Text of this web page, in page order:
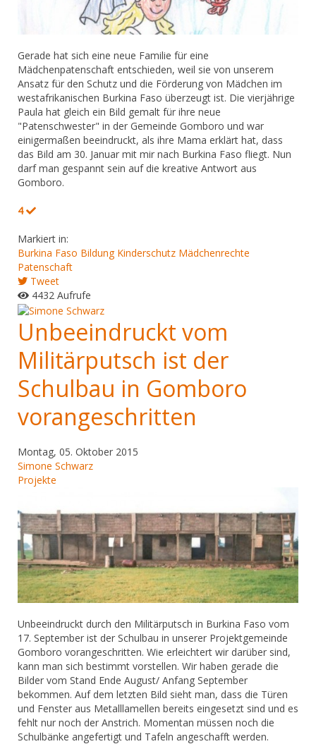
Gerade hat sich eine neue Familie für eine
Mädchenpatenschaft entschieden, weil sie von unserem
Ansatz für den Schutz und die Förderung von Mädchen im
westafrikanischen Burkina Faso überzeugt ist. Die vierjährige
Paula hat gleich ein Bild gemalt für ihre neue
"Patenschwester" in der Gemeinde Gomboro und war
einigermaßen beeindruckt, als ihre Mama erklärt hat, dass
das Bild am 30. Januar mit mir nach Burkina Faso fliegt. Nun
darf man gespannt sein auf die kreative Antwort aus
Gomboro.
4
Markiert in:
Burkina Faso Bildung Kinderschutz Mädchenrechte
Patenschaft
Tweet
4432 Aufrufe
Unbeeindruckt vom
Militärputsch ist der
Schulbau in Gomboro
vorangeschritten
Montag, 05. Oktober 2015
Simone Schwarz
Projekte
Unbeeindruckt durch den Militärputsch in Burkina Faso vom
17. September ist der Schulbau in unserer Projektgemeinde
Gomboro vorangeschritten. Wie erleichtert wir darüber sind,
kann man sich bestimmt vorstellen. Wir haben gerade die
Bilder vom Stand Ende August/ Anfang September
bekommen. Auf dem letzten Bild sieht man, dass die Türen
und Fenster aus Metalllamellen bereits eingesetzt sind und es
fehlt nur noch der Anstrich. Momentan müssen noch die
Schulbänke angefertigt und Tafeln angeschafft werden.